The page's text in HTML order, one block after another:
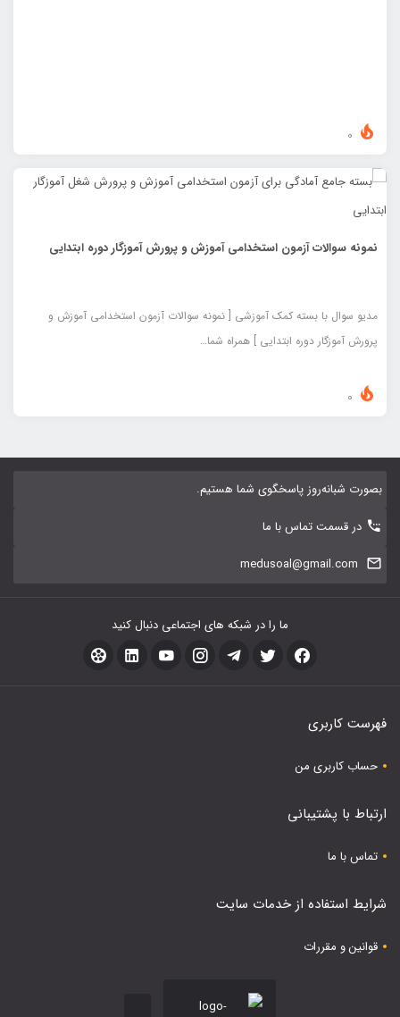
نمونه سوالات آزمون استخدامی آموزش و پرورش آموزگار دوره ابتدایی
مدیو سوال با بسته کمک آموزشی [ نمونه سوالات آزمون استخدامی آموزش و
پرورش آموزگار دوره ابتدایی ] همراه شما…
بصورت شبانه‌روز پاسخگوی شما هستیم.
در قسمت تماس با ما
medusoal@gmail.com
ما را در شبکه های اجتماعی دنبال کنید
فهرست کاربری
حساب کاربری من
ارتباط با پشتیبانی
تماس با ما
شرایط استفاده از خدمات سایت
قوانین و مقررات